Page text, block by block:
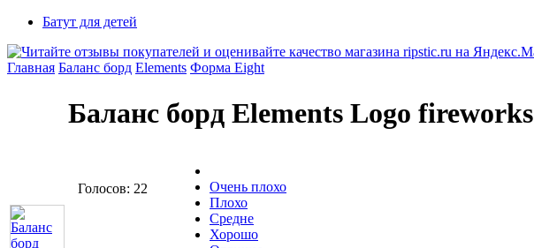
Батут для детей
Главная Баланс борд Elements Форма Eight
Баланс борд Elements Logo fireworks
Голосов: 22
Очень плохо
Плохо
Средне
Хорошо